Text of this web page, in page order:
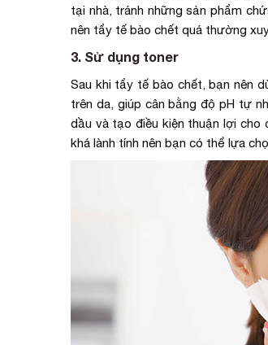
tại nhà, tránh những sản phẩm
nên tẩy tế bào chết quá thường
3. Sử dụng toner
Sau khi tẩy tế bào chết, bạn nên
trên da, giúp cân bằng độ pH tự
dầu và tạo điều kiện thuận lợi
khá lành tính nên bạn có thể lựa